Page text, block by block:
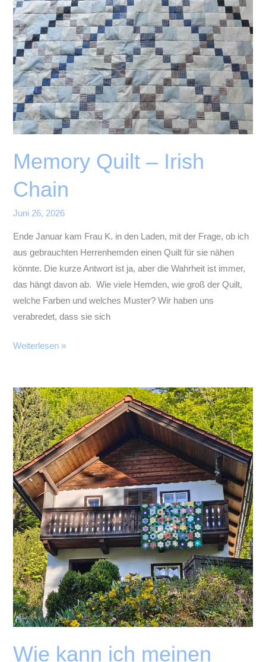
Memory Quilt – Irish
Chain
Juni 26, 2026
Ende Januar kam Frau K. in den Laden, mit der Frage, ob ich
aus gebrauchten Herrenhemden einen Quilt für sie nähen
könnte. Die kurze Antwort ist ja, aber die Wahrheit ist immer,
das hängt davon ab. Wie viele Hemden, wie groß der Quilt,
welche Farben und welches Muster? Wir haben uns
verabredet, dass sie sich
Memory
Irish
Chain
Weiterlesen »
Wie kann ich meinen